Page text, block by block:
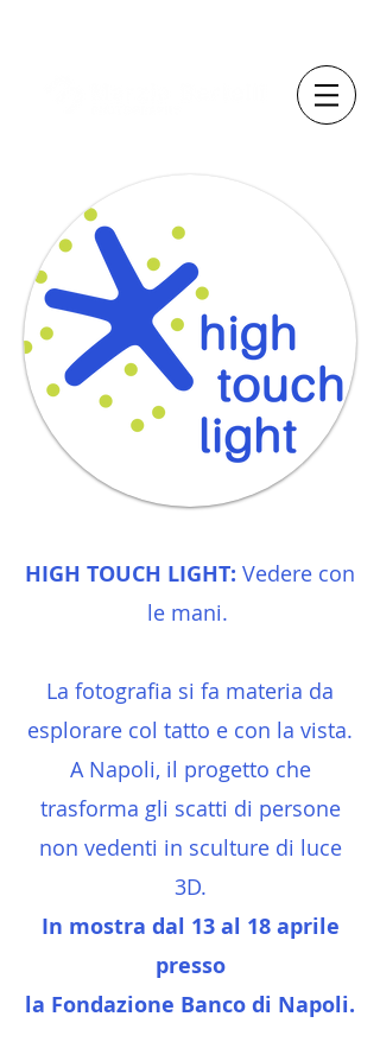
HIGH TOUCH LIGHT: Vedere con
le mani.​
La fotografia si fa materia da
esplorare col tatto e con la vista.​
A Napoli, il progetto che
trasforma gli scatti di persone
non vedenti in sculture di luce
3D.
In mostra dal 13 al 18 aprile
presso
la Fondazione Banco di Napoli.